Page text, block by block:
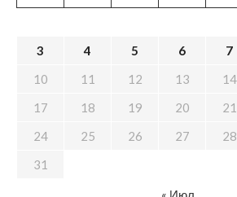
3
4 5 6 7
10
11 12 13 14
17
18 19 20 21
24
25 26 27 28
31